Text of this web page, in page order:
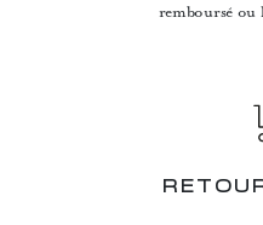
remboursé ou